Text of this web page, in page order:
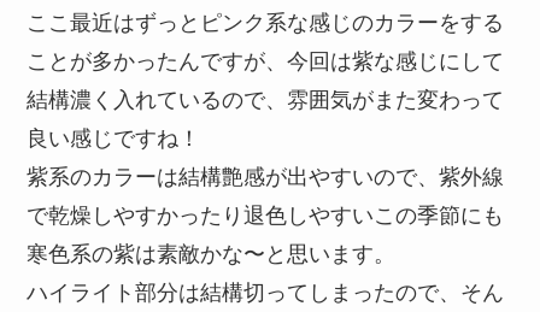
ここ最近はずっとピンク系な感じのカラーをする
ことが多かったんですが、今回は紫な感じにして
結構濃く入れているので、雰囲気がまた変わって
良い感じですね！
紫系のカラーは結構艶感が出やすいので、紫外線
で乾燥しやすかったり退色しやすいこの季節にも
寒色系の紫は素敵かな〜と思います。
ハイライト部分は結構切ってしまったので、そん